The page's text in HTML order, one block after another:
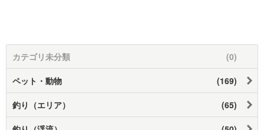
カテゴリ未分類 (0)
ペット・動物 (169)
釣り（エリア） (65)